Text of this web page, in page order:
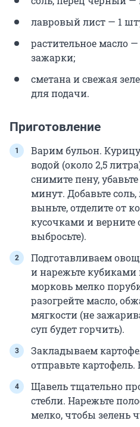
лавровый лист — 1
растительное масло
зажарки;
сметана и свежая
для подачи.
Приготовление
Варим бульон.
водой (около 2,5
снимите пену,
минут. Добавьте
выньте, отделите от
кусочками и верните
выбросьте).
Подготавливаем
и нарежьте
морковь мелко
разогрейте масло,
мягкости (не
суп будет горчить).
Закладываем
отправьте картофель.
Щавель тщательно
стебли. Нарежьте
мелко, чтобы зелень